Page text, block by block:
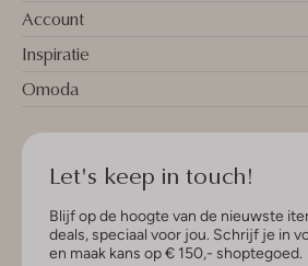
Account
Inspiratie
Omoda
Let's keep in touch!
Blijf op de hoogte van de nieuwste
deals, speciaal voor jou. Schrijf je in
en maak kans op € 150,- shoptegoed.